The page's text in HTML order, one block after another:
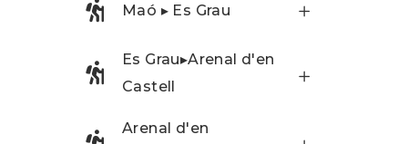
Maó ▸ Es Grau
Es Grau▸Arenal d'en
Castell
Arenal d'en